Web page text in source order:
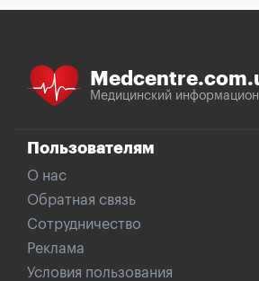
Медицинский
Пользователям
О нас
Обратная связь
Сотрудничество
Реклама
Условия пользования